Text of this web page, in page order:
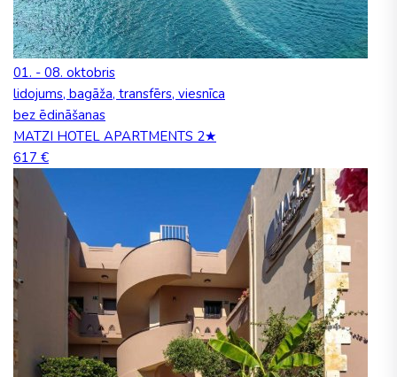
01. - 08. oktobris
lidojums, bagāža, transfērs, viesnīca
bez ēdināšanas
MATZI HOTEL APARTMENTS 2★
617 €